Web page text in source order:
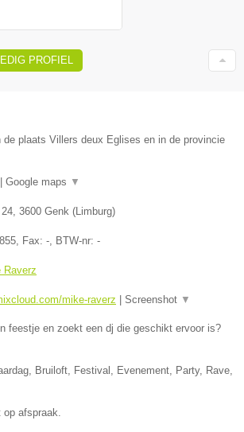
PROFIEL
de plaats Villers deux Eglises en in de provincie
Google maps ▼
, 3600 Genk (Limburg)
, Fax: -, BTW-nr: -
Raverz
mike-raverz Screenshot ▼
feestje en zoekt een dj die geschikt ervoor is?
Bruiloft, Festival, Evenement, Party, Rave,
op afspraak.